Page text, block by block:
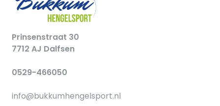
Prinsenstraat 30
7712 AJ Dalfsen
0529-466050
info@bukkumhengelsport.nl